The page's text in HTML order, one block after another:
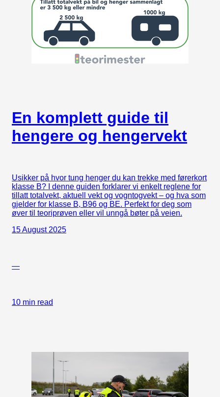
En komplett guide til
hengere og hengervekt
Usikker på hvor tung henger du kan trekke med førerkort
klasse B? I denne guiden forklarer vi enkelt reglene for
tillatt totalvekt, aktuell vekt og vogntogvekt – og hva som
gjelder for klasse B, B96 og BE. Perfekt for deg som
øver til teoriprøven eller vil unngå bøter på veien.
15 August 2025
—
10 min read